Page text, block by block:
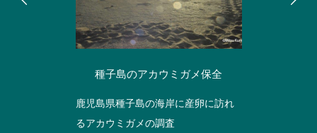
種子島のアカウミガメ保全
鹿児島県種子島の海岸に産卵に訪れ
るアカウミガメの調査